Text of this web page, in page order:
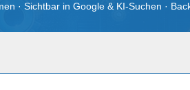
· Sichtbar in Google & KI-Suchen ·